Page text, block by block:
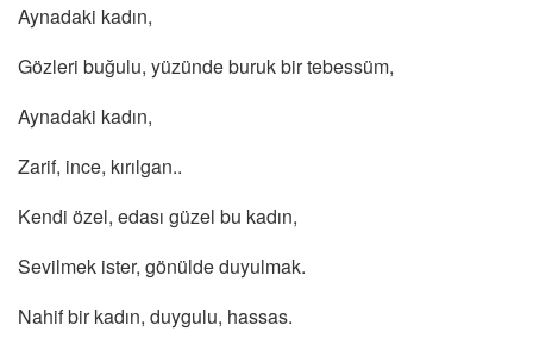
Aynadaki kadın,
Gözleri buğulu, yüzünde buruk bir tebessüm,
Aynadaki kadın,
Zarif, ince, kırılgan..
Kendi özel, edası güzel bu kadın,
Sevilmek ister, gönülde duyulmak.
Nahif bir kadın, duygulu, hassas.